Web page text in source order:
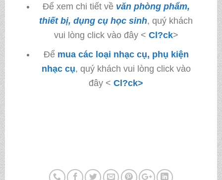
Để xem chi tiết về văn phòng phẩm,
thiết bị, dụng cụ học sinh, quý khách
vui lòng click vào đây < Cl?ck>
Để mua các loại nhạc cụ, phụ kiện
nhạc cụ, quý khách vui lòng click vào
đây <Cl?ck>